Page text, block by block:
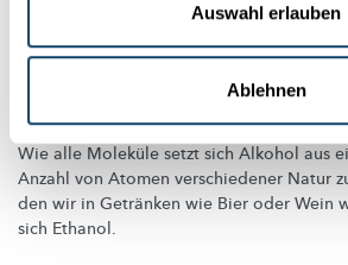
Auswahl erlauben
Ablehnen
ALKOHOL
Wie entsteht Ethanol und was
Wie alle Moleküle setzt sich Alkohol aus
Anzahl von Atomen verschiedener Natur
den wir in Getränken wie Bier oder Wein
sich Ethanol.